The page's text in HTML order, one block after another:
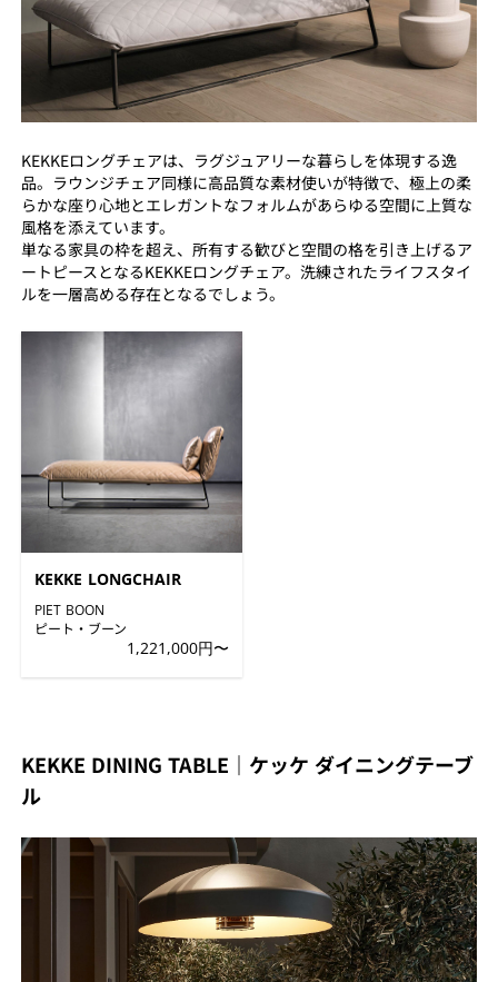
KEKKEロングチェアは、ラグジュアリーな暮らしを体現する逸
品。ラウンジチェア同様に高品質な素材使いが特徴で、極上の柔
らかな座り心地とエレガントなフォルムがあらゆる空間に上質な
風格を添えています。
単なる家具の枠を超え、所有する歓びと空間の格を引き上げるア
ートピースとなるKEKKEロングチェア。洗練されたライフスタイ
ルを一層高める存在となるでしょう。
KEKKE LONGCHAIR
PIET BOON
ピート・ブーン
1,221,000円〜
KEKKE DINING TABLE｜ケッケ ダイニングテーブ
ル